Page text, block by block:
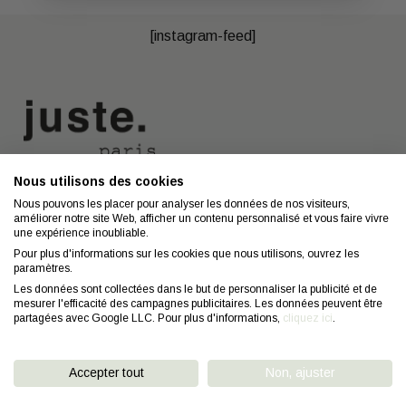
Nous utilisons des cookies
Nous pouvons les placer pour analyser les données de nos visiteurs,
améliorer notre site Web, afficher un contenu personnalisé et vous faire vivre
une expérience inoubliable.
Pour plus d'informations sur les cookies que nous utilisons, ouvrez les
paramètres.
Les données sont collectées dans le but de personnaliser la publicité et de
mesurer l'efficacité des campagnes publicitaires. Les données peuvent être
partagées avec Google LLC. Pour plus d'informations, cliquez ici.
Accepter tout Non, ajuster
[instagram-feed]
Contact
Coiffeurs
Conseils
FAQ
Mentions légales
Confidentialité
CGV
Droit de retractation